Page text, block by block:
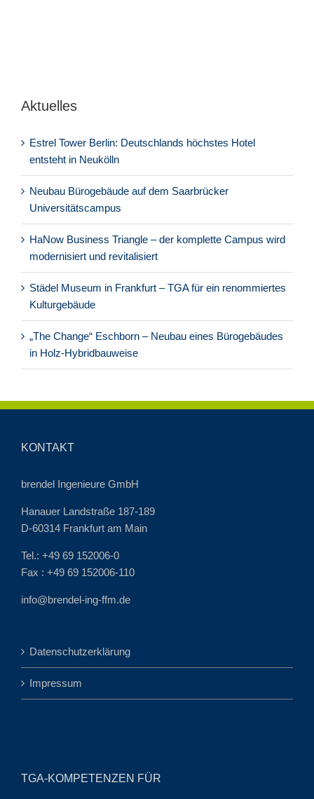
Aktuelles
Estrel Tower Berlin: Deutschlands höchstes Hotel
entsteht in Neukölln
Neubau Bürogebäude auf dem Saarbrücker
Universitätscampus
HaNow Business Triangle – der komplette Campus wird
modernisiert und revitalisiert
Städel Museum in Frankfurt – TGA für ein renommiertes
Kulturgebäude
„The Change“ Eschborn – Neubau eines Bürogebäudes
in Holz-Hybridbauweise
KONTAKT
brendel Ingenieure GmbH
Hanauer Landstraße 187-189
D-60314 Frankfurt am Main
Tel.: +49 69 152006-0
Fax : +49 69 152006-110
info@brendel-ing-ffm.de
Datenschutzerklärung
Impressum
TGA-KOMPETENZEN FÜR